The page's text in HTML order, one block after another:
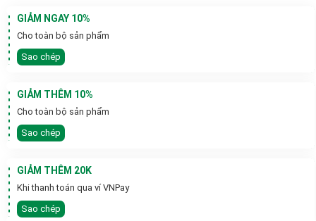
GIẢM NGAY 10%
Cho toàn bộ sản phẩm
Sao chép
GIẢM THÊM 10%
Cho toàn bộ sản phẩm
Sao chép
GIẢM THÊM 20K
Khi thanh toán qua ví VNPay
Sao chép